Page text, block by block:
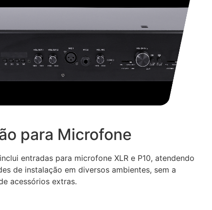
para Microfone
entradas para microfone XLR e P10, atendendo
de instalação em diversos ambientes, sem a
acessórios extras.